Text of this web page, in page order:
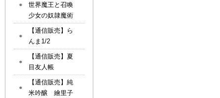
世界魔王と召喚
少女の奴隷魔術
【通信販売】ら
んま1/2
【通信販売】夏
目友人帳
【通信販売】純
米吟醸 繪里子